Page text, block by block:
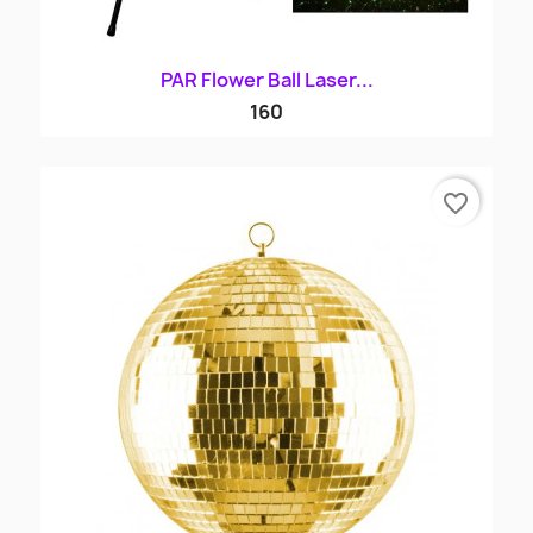
PAR Flower Ball Laser...
160
favorite_border